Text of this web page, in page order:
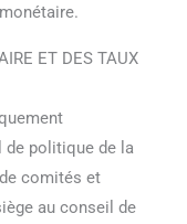
ET DES TAUX
de politique de la
comités et
au conseil de